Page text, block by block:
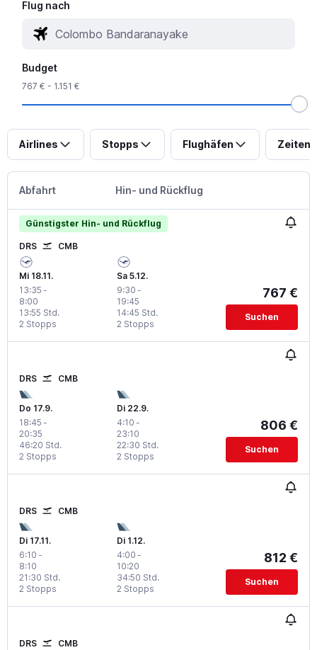
Flug nach
Budget
767 € - 1.151 €
Airlines Stopps Flughäfen Zeiten
Abfahrt Hin- und Rückflug
Günstigster Hin- und Rückflug
DRS CMB
Mi 18.11.
13:35 -
8:00
2 Stopps
13:55 Std.
Sa 5.12.
9:30 -
19:45
2 Stopps
14:45 Std.
767 €
Suchen
DRS CMB
Do 17.9.
18:45 -
20:35
2 Stopps
46:20 Std.
Di 22.9.
4:10 -
23:10
2 Stopps
22:30 Std.
806 €
Suchen
DRS CMB
Di 17.11.
6:10 -
8:10
2 Stopps
21:30 Std.
Di 1.12.
4:00 -
10:20
2 Stopps
34:50 Std.
812 €
Suchen
DRS CMB